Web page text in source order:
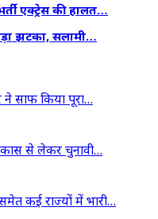
एक्ट्रेस की हालत…
झटका, सलामी…
ने साफ किया पूरा…
से लेकर चुनावी…
कई राज्यों में भारी…